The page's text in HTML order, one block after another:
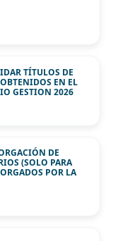
TÍTULOS DE
EN EL
GESTION 2026
DE
(SOLO PARA
POR LA